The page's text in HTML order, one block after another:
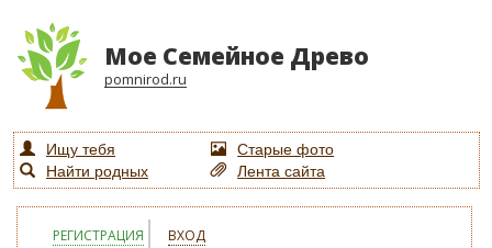
Мое Семейное Древо
pomnirod.ru
Ищу тебя
Старые фото
Найти родных
Лента сайта
РЕГИСТРАЦИЯ ВХОД